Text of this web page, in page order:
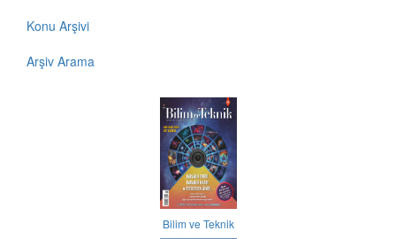
Konu Arşivi
Arşiv Arama
Bilim ve Teknik